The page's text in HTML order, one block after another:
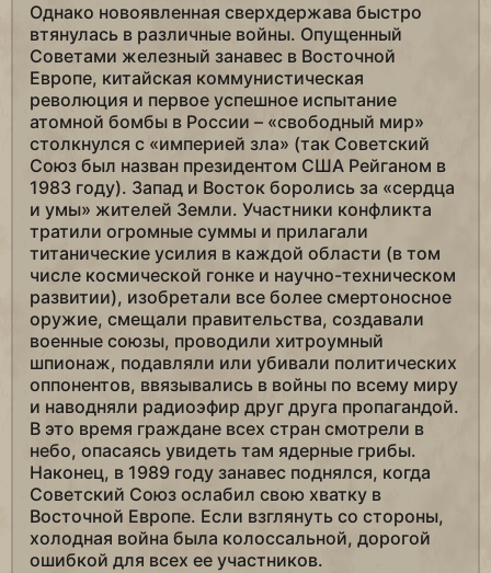
Однако новоявленная сверхдержава быстро
втянулась в различные войны. Опущенный
Советами железный занавес в Восточной
Европе, китайская коммунистическая
революция и первое успешное испытание
атомной бомбы в России – «свободный мир»
столкнулся с «империей зла» (так Советский
Союз был назван президентом США Рейганом в
1983 году). Запад и Восток боролись за «сердца
и умы» жителей Земли. Участники конфликта
тратили огромные суммы и прилагали
титанические усилия в каждой области (в том
числе космической гонке и научно-техническом
развитии), изобретали все более смертоносное
оружие, смещали правительства, создавали
военные союзы, проводили хитроумный
шпионаж, подавляли или убивали политических
оппонентов, ввязывались в войны по всему миру
и наводняли радиоэфир друг друга пропагандой.
В это время граждане всех стран смотрели в
небо, опасаясь увидеть там ядерные грибы.
Наконец, в 1989 году занавес поднялся, когда
Советский Союз ослабил свою хватку в
Восточной Европе. Если взглянуть со стороны,
холодная война была колоссальной, дорогой
ошибкой для всех ее участников.